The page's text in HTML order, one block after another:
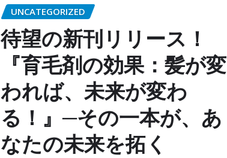
UNCATEGORIZED
待望の新刊リリース！
『育毛剤の効果：髪が変
われば、未来が変わ
る！』─その一本が、あ
なたの未来を拓く